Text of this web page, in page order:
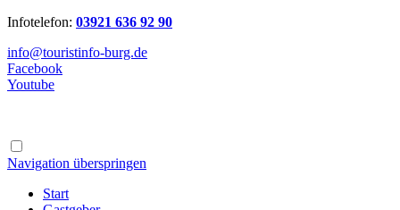
Infotelefon: 03921 636 92 90
info@touristinfo-burg.de
Facebook
Youtube
Navigation überspringen
Start